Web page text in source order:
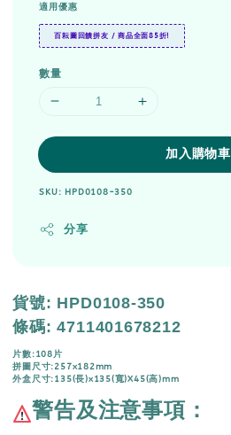
適用優惠
百耘圖回饋拼友 / 商品全面85折!
數量
加入購物車
SKU: HPD0108-350
分享
貨號: HPD0108-350
條碼: 4711401678212
片數:108片
拼圖尺寸:257x182mm
外盒尺寸:135(長)x135(寬)X45(高)mm
警告及注意事項：